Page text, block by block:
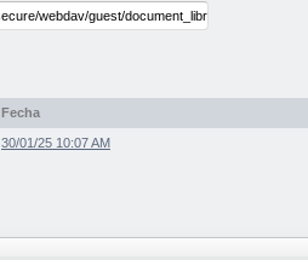
Fecha
30/01/25 10:07 AM